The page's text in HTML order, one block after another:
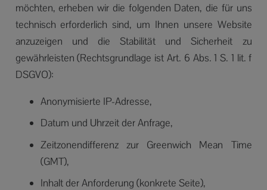
möchten, erheben wir die folgenden Daten, die für uns
technisch erforderlich sind, um Ihnen unsere Website
anzuzeigen und die Stabilität und Sicherheit zu
gewährleisten (Rechtsgrundlage ist Art. 6 Abs. 1 S. 1 lit. f
DSGVO):
Anonymisierte IP-Adresse,
Datum und Uhrzeit der Anfrage,
Zeitzonendifferenz zur Greenwich Mean Time
(GMT),
Inhalt der Anforderung (konkrete Seite),